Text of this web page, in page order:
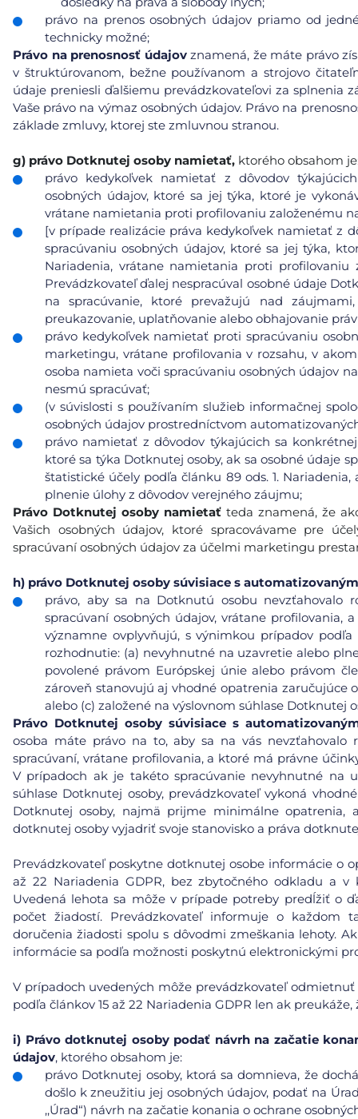
právo na prenos osobných údajov priamo od
technicky možné;
Právo na prenosnosť údajovznamená, že máte právo
v štruktúrovanom, bežne používanom a strojovo
údaje preniesli ďalšiemu prevádzkovateľovi za
Vaše právo na výmaz osobných údajov. Právo na
základe zmluvy, ktorej ste zmluvnou stranou.
g) právo Dotknutej osoby namietať, ktorého obsahom
právo kedykoľvek namietať z dôvodov
osobných údajov, ktoré sa jej týka, ktoré je
vrátane namietania proti profilovaniu založenému
[v prípade realizácie práva kedykoľvek namietať z
spracúvaniu osobných údajov, ktoré sa jej týka,
Nariadenia, vrátane namietania proti
Prevádzkovateľ ďalej nespracúval osobné údaje
na spracúvanie, ktoré prevažujú nad
preukazovanie, uplatňovanie alebo obhajovanie
právo kedykoľvek namietať proti spracúvaniu
marketingu, vrátane profilovania v rozsahu, v
osoba namieta voči spracúvaniu osobných údajov
nesmú spracúvať;
(v súvislosti s používaním služieb informačnej
osobných údajov prostredníctvom
právo namietať z dôvodov týkajúcich sa
ktoré sa týka Dotknutej osoby, ak sa osobné údaje
štatistické účely podľa článku 89 ods. 1.
plnenie úlohy z dôvodov verejného záujmu;
Právo Dotknutej osoby namietaťteda znamená, že
Vašich osobných údajov, ktoré spracovávame pre
spracúvaní osobných údajov za účelmi marketingu
h) právo Dotknutej osoby súvisiace s
právo, aby sa na Dotknutú osobu nevzťahovalo
spracúvaní osobných údajov, vrátane
významne ovplyvňujú, s výnimkou prípadov
rozhodnutie: (a) nevyhnutné na uzavretie alebo
povolené právom Európskej únie alebo právom
zároveň stanovujú aj vhodné opatrenia zaručujúce
alebo (c) založené na výslovnom súhlase Dotknutej
Právo Dotknutej osoby súvisiace s
osoba máte právo na to, aby sa na vás nevzťahovalo
spracúvaní, vrátane profilovania, a ktoré má právne
V prípadoch ak je takéto spracúvanie nevyhnutné na
súhlase Dotknutej osoby, prevádzkovateľ vykoná
Dotknutej osoby, najmä prijme minimálne opatrenia,
dotknutej osoby vyjadriť svoje stanovisko a práva
Prevádzkovateľ poskytne dotknutej osobe informácie o
až 22 Nariadenia GDPR, bez zbytočného odkladu a
Uvedená lehota sa môže v prípade potreby predĺžiť o
počet žiadostí. Prevádzkovateľ informuje o každom
doručenia žiadosti spolu s dôvodmi zmeškania lehoty.
informácie sa podľa možnosti poskytnú elektronickými
V prípadoch uvedených môže prevádzkovateľ
podľa článkov 15 až 22 Nariadenia GDPR len ak
i) Právo dotknutej osoby podať návrh na začatie
údajov, ktorého obsahom je:
právo Dotknutej osoby, ktorá sa domnieva, že
došlo k zneužitiu jej osobných údajov, podať na
,,Úrad“) návrh na začatie konania o ochrane